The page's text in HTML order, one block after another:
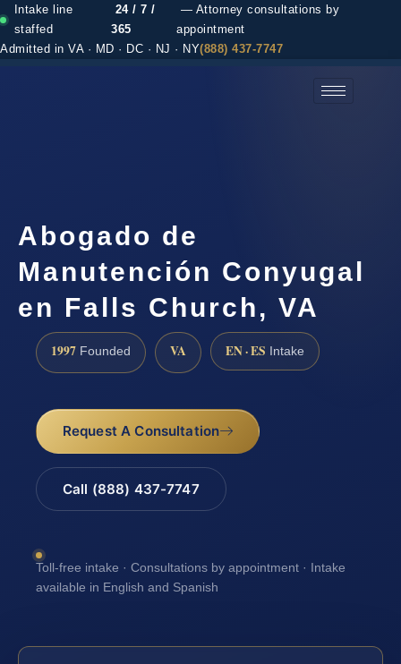
Intake line
staffed
24 / 7 /
365
— Attorney consultations by
appointment
Admitted in VA · MD · DC · NJ · NY(888) 437-7747
Abogado de
Manutención Conyugal
en Falls Church, VA
1997 Founded VA EN · ES Intake
Request A Consultation
Call (888) 437-7747
Toll-free intake · Consultations by appointment · Intake
available in English and Spanish